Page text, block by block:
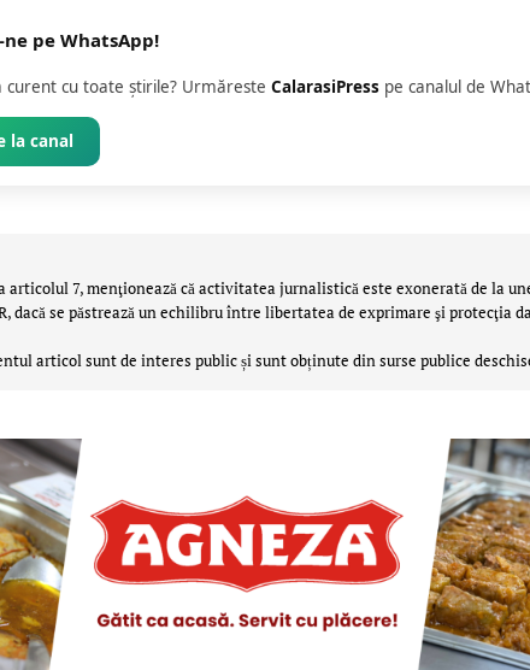
pe WhatsApp!
curent cu toate știrile? Urmăreste CalarasiPress pe canalul de
la canal
articolul 7, menţionează că activitatea jurnalistică este exonerată de la
dacă se păstrează un echilibru între libertatea de exprimare şi protecţia
articol sunt de interes public și sunt obținute din surse publice